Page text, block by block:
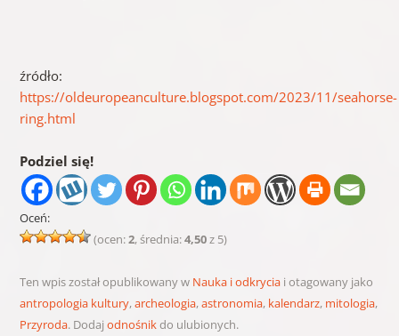
źródło:
https://oldeuropeanculture.blogspot.com/2023/11/seahorse-
ring.html
Podziel się!
Oceń:
(ocen:2, średnia:4,50z 5)
Ten wpis został opublikowany w Nauka i odkryciai otagowany jako
antropologia kultury,archeologia,astronomia, kalendarz, mitologia,
Przyroda. Dodaj odnośnikdo ulubionych.